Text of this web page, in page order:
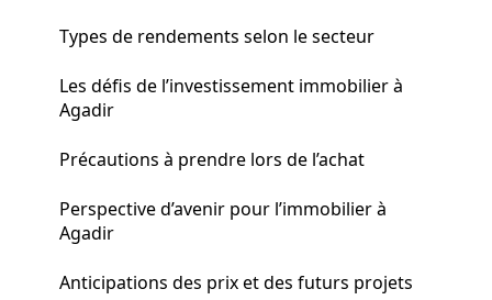
Types de rendements selon le secteur
Les défis de l’investissement immobilier à
Agadir
Précautions à prendre lors de l’achat
Perspective d’avenir pour l’immobilier à
Agadir
Anticipations des prix et des futurs projets